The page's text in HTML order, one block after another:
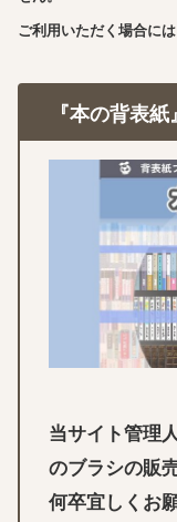
ご利用いただく場合には
『本の背表
当サイト管理
のブラシの販
何卒宜しくお